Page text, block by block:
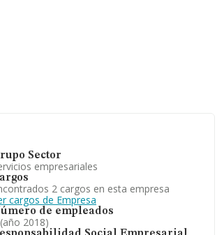
Sector
empresariales
2 cargos en esta empresa
cargos de Empresa
de empleados
2018)